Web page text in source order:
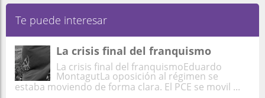
Te puede interesar
La crisis final del franquismo
La crisis final del franquismoEduardo
MontagutLa oposición al régimen se
estaba moviendo de forma clara. El PCE se movil ...